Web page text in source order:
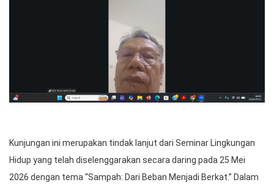
Kunjungan ini merupakan tindak lanjut dari Seminar Lingkungan
Hidup yang telah diselenggarakan secara daring pada 25 Mei
2026 dengan tema “Sampah: Dari Beban Menjadi Berkat.” Dalam